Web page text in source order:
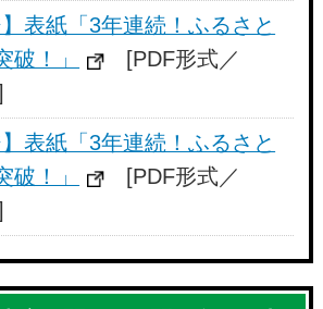
】表紙「3年連続！ふるさと
破！」
[PDF形式／
】表紙「3年連続！ふるさと
破！」
[PDF形式／